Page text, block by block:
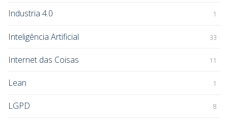
Industria 4.0 1
Inteligência Artificial 33
Internet das Coisas 11
Lean 1
LGPD 8